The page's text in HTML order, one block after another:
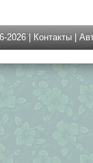
2026 | Контакты |